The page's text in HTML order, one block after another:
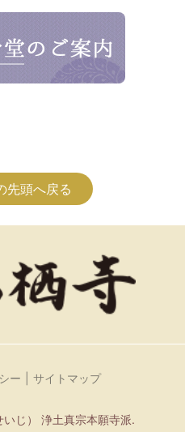
先頭へ戻る
ー サイトマップ
じ） 浄土真宗本願寺派.